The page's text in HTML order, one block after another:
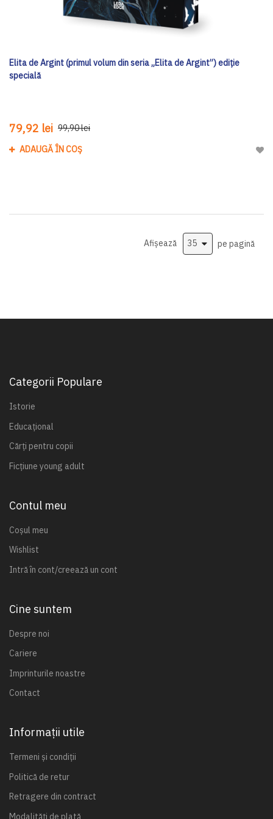
Elita de Argint (primul volum din seria „Elita de Argint”) ediţie
specială
79,92 lei 99,90 lei
ADAUGĂ ÎN COȘ
Afișează pe pagină
Categorii Populare
Istorie
Educațional
Cărți pentru copii
Ficțiune young adult
Contul meu
Coșul meu
Wishlist
Intră în cont/creează un cont
Cine suntem
Despre noi
Cariere
Imprinturile noastre
Contact
Informații utile
Termeni și condiții
Politică de retur
Retragere din contract
Modalități de plată